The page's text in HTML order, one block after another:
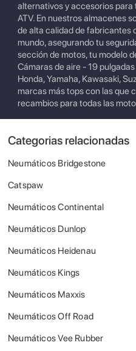
alternativos y accesorios
ATV. En nuestros almacenes
de alta calidad de fabricantes
mundo, asegurando tu
sección de motos, tu modelo
Cámaras de aire - 19
Honda, Yamaha, Kawasaki,
marcas más tops con las que
recambios para todas las
Categorias relacionadas
Neumáticos Bridgestone
Catspaw
Neumáticos Continental
Neumáticos Dunlop
Neumáticos Heidenau
Neumáticos Kings
Neumáticos Maxxis
Neumáticos Off Road
Neumáticos Vee Rubber